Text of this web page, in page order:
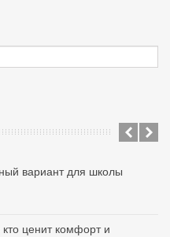
вариант для школы
ценит комфорт и